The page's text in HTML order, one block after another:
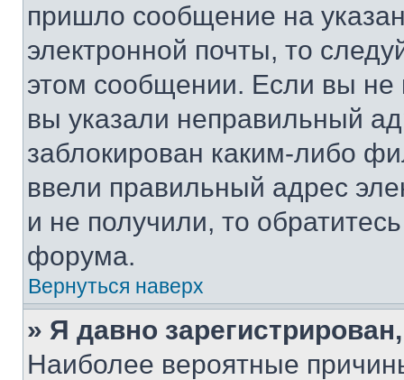
пришло сообщение на
электронной почты, то
этом сообщении. Если вы
вы указали неправильный
заблокирован каким-либо
ввели правильный адрес
и не получили, то
форума.
Вернуться наверх
» Я давно
Наиболее вероятные